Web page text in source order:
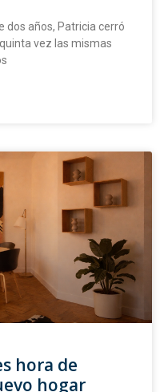
dos años, Patricia cerró
vez las mismas
hora de
hogar